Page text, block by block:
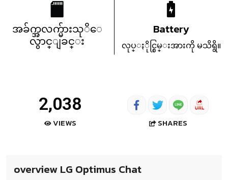
အခ်က္အလက္မ်ားသုိေ
လွာင္ျခင္း
Battery
လုပ္ႏိုင္စြမ္းအားကို မသိရွိ။
2,038
VIEWS SHARES
overview LG Optimus Chat